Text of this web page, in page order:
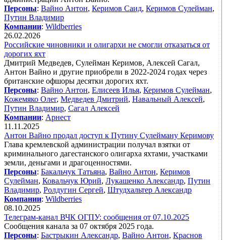
Персоны: Вайно Антон, Керимов Саид, Керимов Сулейман,
Путин Владимир
Компании: Wildberries
26.02.2026
Российские чиновники и олигархи не смогли отказаться от
дорогих яхт
Дмитрий Медведев, Сулейман Керимов, Алексей Сагал,
Антон Вайно и другие приобрели в 2022-2024 годах через
британские офшоры десятки дорогих яхт.
Персоны: Вайно Антон, Елисеев Илья, Керимов Сулейман,
Кожемяко Олег, Медведев Дмитрий, Навальный Алексей,
Путин Владимир, Сагал Алексей
Компании: Арнест
11.11.2025
Антон Вайно продал доступ к Путину Сулейману Керимову
Глава кремлевской администрации получал взятки от
криминального дагестанского олигарха яхтами, участками
земли, деньгами и драгоценностями.
Персоны: Бакальчук Татьяна, Вайно Антон, Керимов
Сулейман, Ковальчук Юрий, Лукашенко Александр, Путин
Владимир, Ролдугин Сергей, Штудхальтер Александр
Компании: Wildberries
08.10.2025
Телеграм-канал ВЧК ОГПУ: сообщения от 07.10.2025
Сообщения канала за 07 октября 2025 года.
Персоны: Бастрыкин Александр, Вайно Антон, Краснов